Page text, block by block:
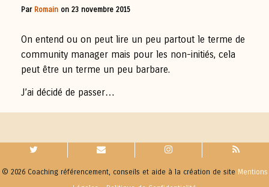
Par Romain on 23 novembre 2015
On entend ou on peut lire un peu partout le terme de
community manager mais pour les non-initiés, cela
peut être un terme un peu barbare.
J’ai décidé de passer…
© 2026 Coaching référencement, conseils et aide à la création de site Mentions